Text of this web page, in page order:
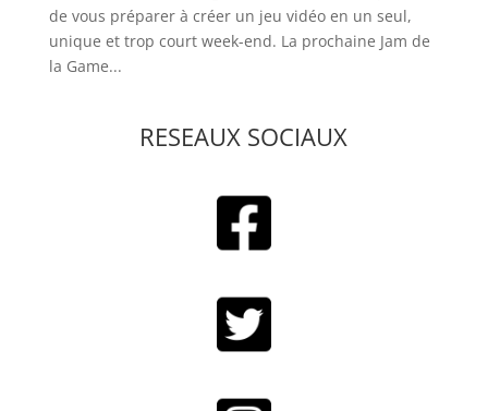
de vous préparer à créer un jeu vidéo en un seul,
unique et trop court week-end. La prochaine Jam de
la Game...
RESEAUX SOCIAUX